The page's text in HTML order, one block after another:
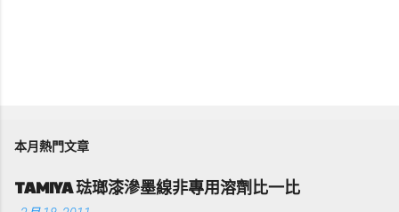
留
本月熱門文章
TAMIYA 琺瑯漆滲墨線非專用溶劑比一比